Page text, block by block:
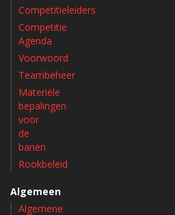
Competitieleiders
Competitie
Agenda
Voorwoord
Teambeheer
Materiële
bepalingen
voor
de
banen
Rookbeleid
Algemeen
Algemene